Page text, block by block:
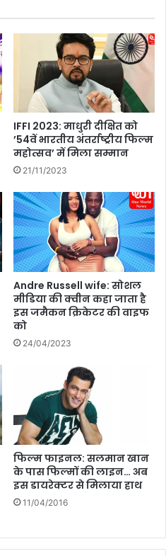
IFFI 2023: माधुरी दीक्षित को
’54वें भारतीय अंतर्राष्ट्रीय फिल्म
महोत्सव’ में मिला सम्मान
21/11/2023
Andre Russell wife: सोशल
मीडिया की क्वीन कहा जाता है
इस जमैकन क्रिकेटर की वाइफ
को
24/04/2023
फिल्म फाइनल: सलमान खान
के पास फिल्मों की लाइन… अब
इस डायरेक्टर से मिलाया हाथ
11/04/2016